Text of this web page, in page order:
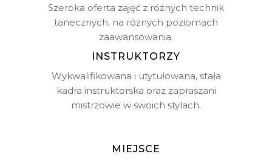
Szeroka oferta zajęć z różnych technik
tanecznych, na różnych poziomach
zaawansowania.
INSTRUKTORZY
Wykwalifikowana i utytułowana, stała
kadra instruktorska oraz zapraszani
mistrzowie w swoich stylach.
MIEJSCE